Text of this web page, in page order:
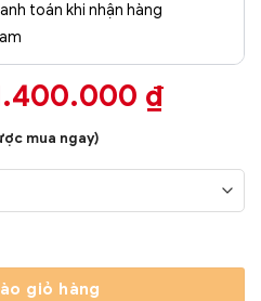
toán khi nhận hàng
₫
đến
mua ngay)
Hiện Đại SC00288 số lượng
giỏ hàng